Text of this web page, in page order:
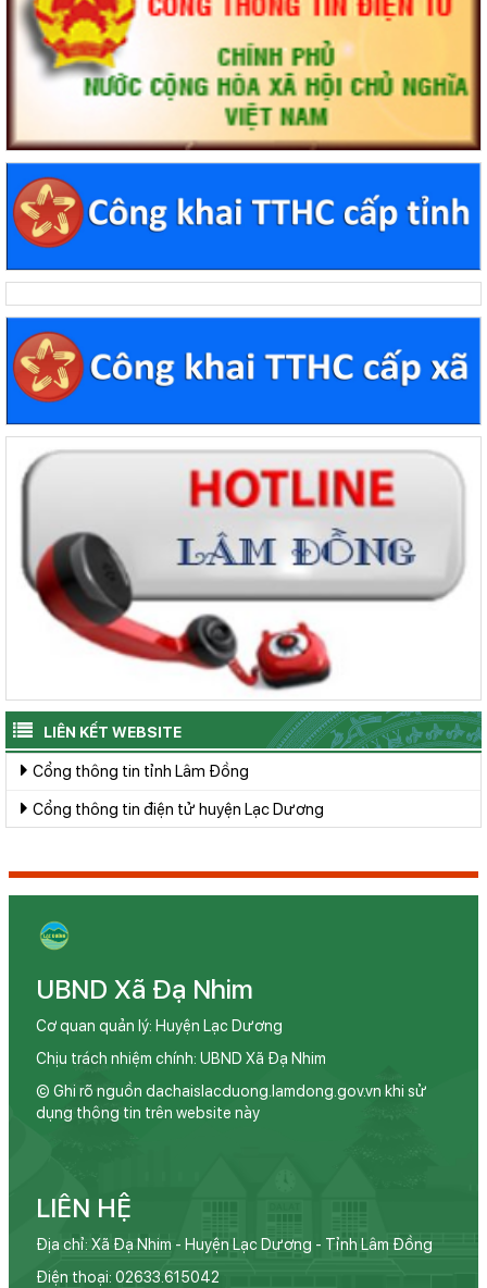
LIÊN KẾT WEBSITE
Cổng thông tin tỉnh Lâm Đồng
Cổng thông tin điện tử huyện Lạc Dương
UBND Xã Đạ Nhim
Cơ quan quản lý: Huyện Lạc Dương
Chịu trách nhiệm chính: UBND Xã Đạ Nhim
© Ghi rõ nguồn dachaislacduong.lamdong.gov.vn khi sử
dụng thông tin trên website này
LIÊN HỆ
Địa chỉ: Xã Đạ Nhim - Huyện Lạc Dương - Tỉnh Lâm Đồng
Điện thoại: 02633.615042